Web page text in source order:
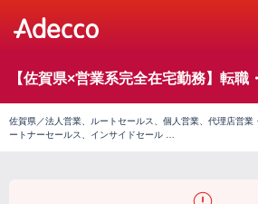
【佐賀県×営業系完全在宅勤務】転職
佐賀県／法人営業、ルートセールス、個人営業、代理店営業
ートナーセールス、インサイドセール …